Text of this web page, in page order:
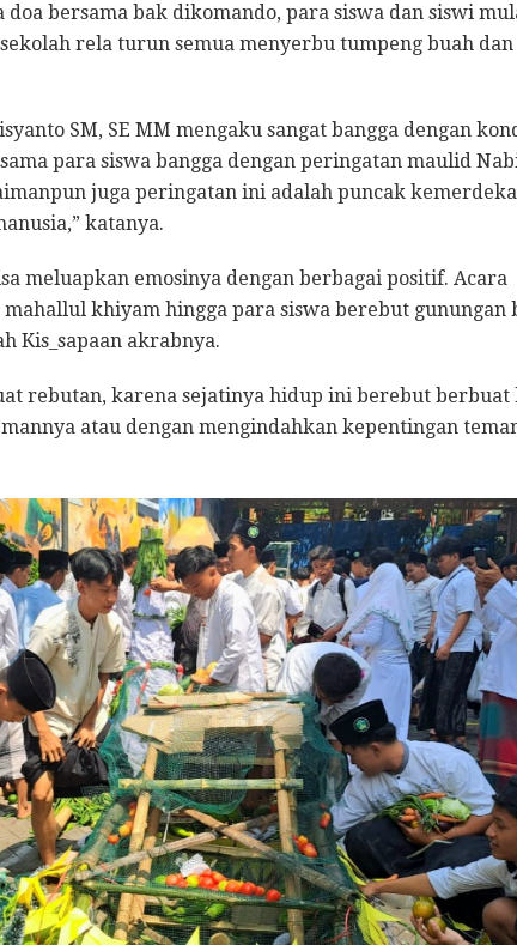
bersama bak dikomando, para siswa dan siswi
rela turun semua menyerbu tumpeng buah dan
SM, SE MM mengaku sangat bangga dengan
para siswa bangga dengan peringatan maulid
juga peringatan ini adalah puncak
katanya.
meluapkan emosinya dengan berbagai positif. Acara
khiyam hingga para siswa berebut gunungan
Kis_sapaan akrabnya.
rebutan, karena sejatinya hidup ini berebut berbuat
atau dengan mengindahkan kepentingan